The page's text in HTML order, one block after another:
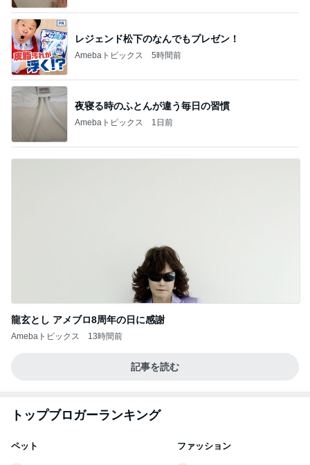
レジェンド松下のなんでもプレゼン！
Amebaトピックス 5時間前
夜寝る時のふとんが違う毎日の習慣
Amebaトピックス 1日前
龍玄とし アメブロ8周年の日に感謝
Amebaトピックス 13時間前
記事を読む
トップブロガーランキング
ペット ファッション